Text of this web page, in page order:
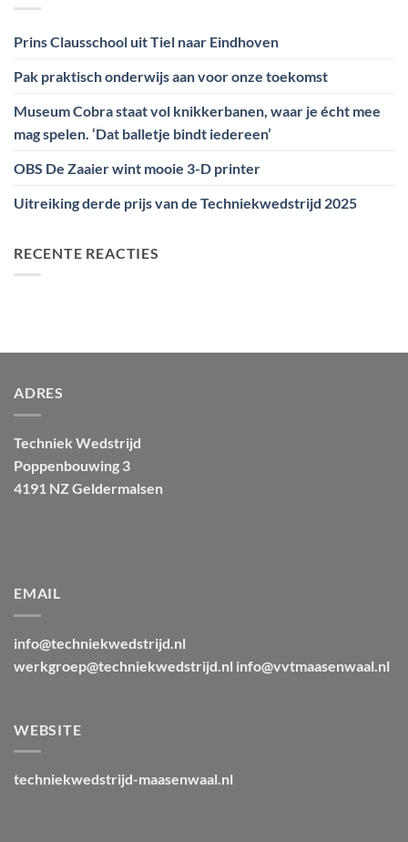
Prins Clausschool uit Tiel naar Eindhoven
Pak praktisch onderwijs aan voor onze toekomst
Museum Cobra staat vol knikkerbanen, waar je écht mee
mag spelen. ‘Dat balletje bindt iedereen’
OBS De Zaaier wint mooie 3-D printer
Uitreiking derde prijs van de Techniekwedstrijd 2025
RECENTE REACTIES
ADRES
Techniek Wedstrijd
Poppenbouwing 3
4191 NZ Geldermalsen
EMAIL
info@techniekwedstrijd.nl
werkgroep@techniekwedstrijd.nl info@vvtmaasenwaal.nl
WEBSITE
techniekwedstrijd-maasenwaal.nl